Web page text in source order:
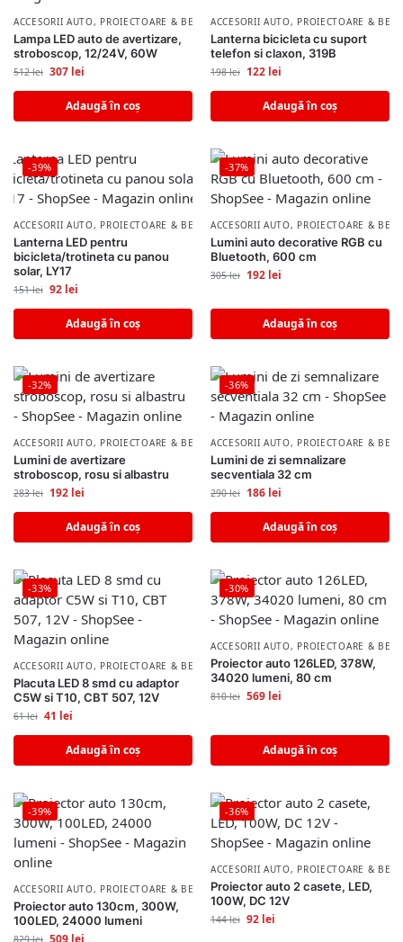
ACCESORII AUTO, PROIECTOARE & BECURI AUTO
Lampa LED auto de avertizare,
stroboscop, 12/24V, 60W
512lei 307 lei
Adaugă în coș
ACCESORII AUTO, PROIECTOARE &
Lanterna bicicleta cu suport
telefon si claxon, 319B
198lei 122 lei
Adaugă în coș
-39%
ACCESORII AUTO, PROIECTOARE & BECURI AUTO
Lanterna LED pentru
bicicleta/trotineta cu panou
solar, LY17
151lei 92 lei
Adaugă în coș
-37%
ACCESORII AUTO, PROIECTOARE &
Lumini auto decorative RGB cu
Bluetooth, 600 cm
305lei 192 lei
Adaugă în coș
-32%
ACCESORII AUTO, PROIECTOARE & BECURI AUTO
Lumini de avertizare
stroboscop, rosu si albastru
283lei 192 lei
Adaugă în coș
-36%
ACCESORII AUTO, PROIECTOARE &
Lumini de zi semnalizare
secventiala 32 cm
290lei 186 lei
Adaugă în coș
-33%
ACCESORII AUTO, PROIECTOARE & BECURI AUTO
Placuta LED 8 smd cu adaptor
C5W si T10, CBT 507, 12V
61lei 41 lei
Adaugă în coș
-30%
ACCESORII AUTO, PROIECTOARE &
Proiector auto 126LED, 378W,
34020 lumeni, 80 cm
810lei 569 lei
Adaugă în coș
-39%
ACCESORII AUTO, PROIECTOARE & BECURI AUTO
Proiector auto 130cm, 300W,
100LED, 24000 lumeni
829lei 509 lei
-36%
ACCESORII AUTO, PROIECTOARE &
Proiector auto 2 casete, LED,
100W, DC 12V
144lei 92 lei